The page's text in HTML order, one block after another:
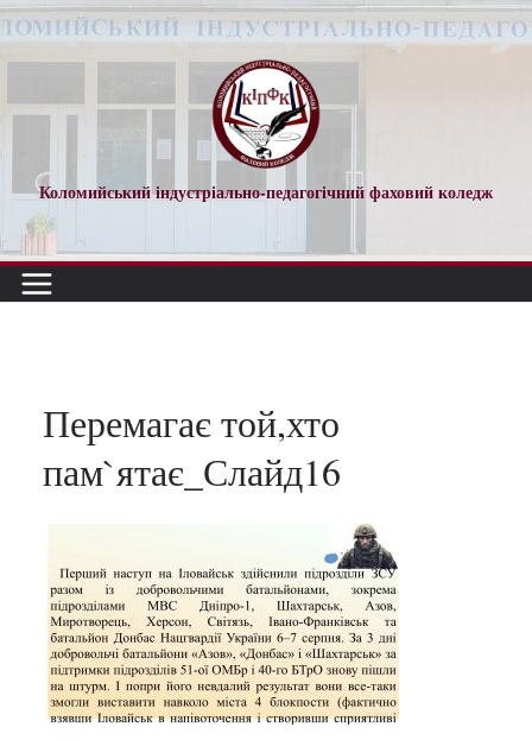
Перейти
до
Коломийський індустріально-педагогічний фаховий коледж
Перемагає той,хто
пам`ятає_Слайд16